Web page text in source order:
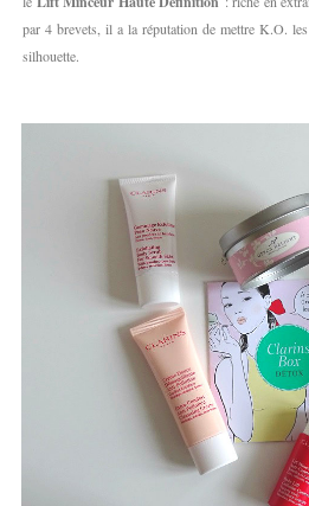
par 4 brevets, il a la réputation de mettre K.O.
silhouette.